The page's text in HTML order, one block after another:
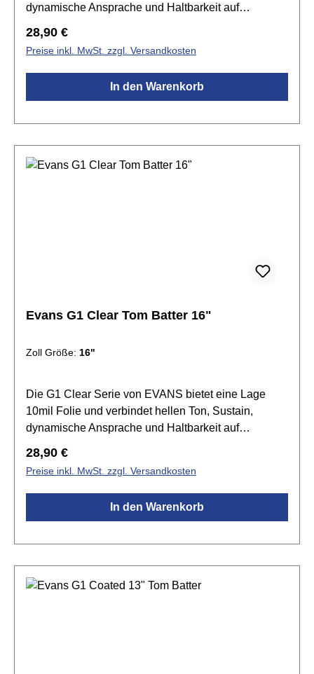
dynamische Ansprache und Haltbarkeit auf
Standard für einen offenen und ausdrucksvollen
Sound. Tief gestimmt produziert sie einen grollenden
Rumble, der den natürlichen Sound des Kessels
betont. Die beschichtete Version liefert zusätzliche
16"beschichteteinlagig 1x 10mil Folieoffener und
360 Technologie
Regulärer Preis:
28,90 €
Preise inkl. MwSt. zzgl. Versandkosten
In den Warenkorb
Evans G1 Clear Tom Batter 16"
Zoll Größe: 16"
Die G1 Clear Serie von EVANS bietet eine Lage
10mil Folie und verbindet hellen Ton, Sustain,
dynamische Ansprache und Haltbarkeit auf
Standard für einen offenen und ausdrucksvollen
Sound. Tief gestimmt produziert sie einen grollenden
Rumble, der den natürlichen Sound des Kessels
betont.Spezifikationen:Größe:
ausdrucksstarker Klangvielseitig einsetzbar Level
Regulärer Preis:
28,90 €
Preise inkl. MwSt. zzgl. Versandkosten
In den Warenkorb